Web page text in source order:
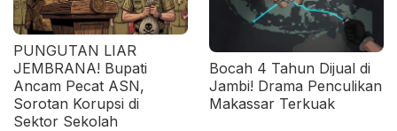
PUNGUTAN LIAR
JEMBRANA! Bupati
Ancam Pecat ASN,
Sorotan Korupsi di
Sektor Sekolah
Bocah 4 Tahun Dijual di
Jambi! Drama Penculikan
Makassar Terkuak